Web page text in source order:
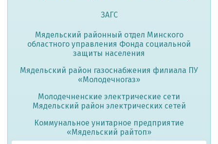
ЗАГС
Мядельский районный отдел Минского
областного управления Фонда социальной
защиты населения
Мядельский район газоснабжения филиала ПУ
«Молодечногаз»
Молодечненские электрические сети
Мядельский район электрических сетей
Коммунальное унитарное предприятие
«Мядельский райтоп»